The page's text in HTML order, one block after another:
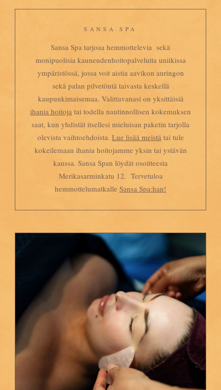
SANSA SPA
Sansa Spa tarjoaa hemmottelevia sekä
monipuolisia kauneudenhoitopalveluita uniikissa
ympäristössä, jossa voit aistia aavikon auringon
sekä palan pilvetöntä taivasta keskellä
kaupunkimaisemaa. Valittavanasi on yksittäisiä
ihania hoitoja tai todella nautinnollisen kokemuksen
saat, kun yhdistät itsellesi mieluisan paketin tarjolla
olevista vaihtoehdoista. Lue lisää meistätai tule
kokeilemaan ihania hoitojamme yksin tai ystävän
kanssa. Sansa Span löydät osoitteesta
Merikasarminkatu 12. Tervetuloa
hemmottelumatkalle Sansa Spa:han!